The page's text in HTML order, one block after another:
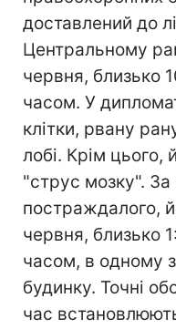
доставлений до
Центральному
червня, близько
часом. У
клітки, рвану
лобі. Крім цього,
"струс мозку".
постраждалого,
червня, близько
часом, в одному з
будинку. Точні
час